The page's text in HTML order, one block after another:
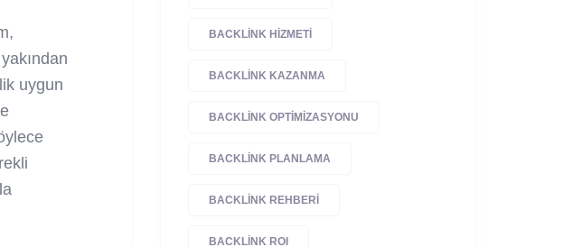
uygun
BACKLINK HIZMETI
BACKLINK KAZANMA
BACKLINK OPTIMIZASYONU
BACKLINK PLANLAMA
BACKLINK REHBERI
BACKLINK ROI